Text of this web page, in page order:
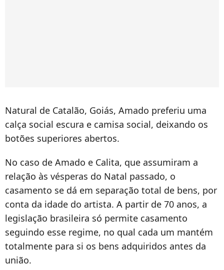
Natural de Catalão, Goiás, Amado preferiu uma
calça social escura e camisa social, deixando os
botões superiores abertos.
No caso de Amado e Calita, que assumiram a
relação às vésperas do Natal passado, o
casamento se dá em separação total de bens, por
conta da idade do artista. A partir de 70 anos, a
legislação brasileira só permite casamento
seguindo esse regime, no qual cada um mantém
totalmente para si os bens adquiridos antes da
união.